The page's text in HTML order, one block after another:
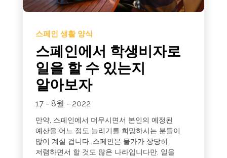
스페인 생활 양식
스페인에서 학생비자로
일을 할 수 있는지
알아보자
17 - 8월 - 2022
만약, 스페인에서 머무시면서 본인의 예정된
예산을 어느 정도 늘리기를 희망하시는 분들이
많이 계실 겁니다. 스페인은 물가가 상당히
저렴하면서 할 것도 많은 나라입니다만, 일을